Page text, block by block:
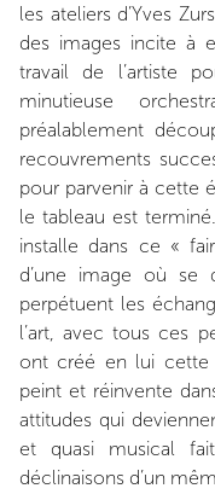
les ateliers d’Yves
des images incite à
travail de l’artiste
minutieuse
préalablement
recouvrements
pour parvenir à cette
le tableau est
installe dans ce «
d’une image où se
perpétuent les
l’art, avec tous ces
ont créé en lui cette
peint et réinvente
attitudes qui
et quasi musical
déclinaisons d’un